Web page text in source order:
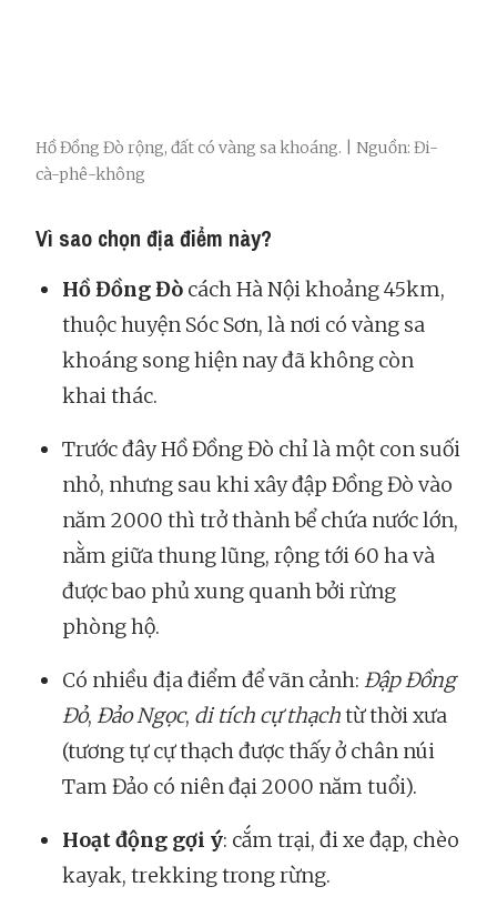
Hồ Đồng Đò rộng, đất có vàng sa khoáng. | Nguồn: Đi-
cà-phê-không
Vì sao chọn địa điểm này?
Hồ Đồng Đò cách Hà Nội khoảng 45km,
thuộc huyện Sóc Sơn, là nơi có vàng sa
khoáng song hiện nay đã không còn
khai thác.
Trước đây Hồ Đồng Đò chỉ là một con suối
nhỏ, nhưng sau khi xây đập Đồng Đò vào
năm 2000 thì trở thành bể chứa nước lớn,
nằm giữa thung lũng, rộng tới 60 ha và
được bao phủ xung quanh bởi rừng
phòng hộ.
Có nhiều địa điểm để vãn cảnh: Đập Đồng
Đỏ, Đảo Ngọc, di tích cự thạchtừ thời xưa
(tương tự cự thạch được thấy ở chân núi
Tam Đảo có niên đại 2000 năm tuổi).
Hoạt động gợi ý: cắm trại, đi xe đạp, chèo
kayak, trekking trong rừng.